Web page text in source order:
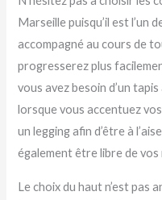
Marseille puisqu’il est l’un
accompagné au cours de
progresserez plus
vous avez besoin d’un
lorsque vous accentuez
un legging afin d’être à
également être libre de vos
Le choix du haut n’est pas